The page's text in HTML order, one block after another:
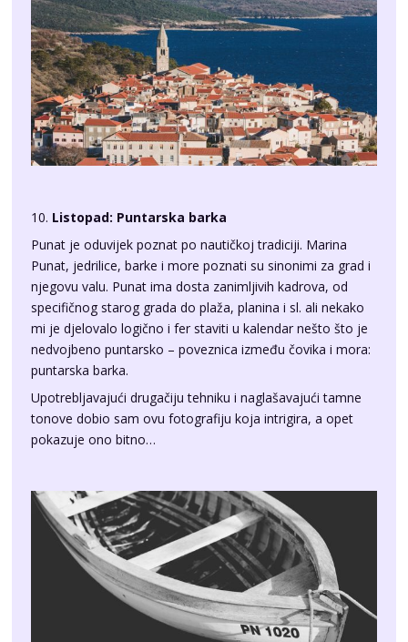
10.Listopad: Puntarska barka
Punat, jedrilice, barke i more poznati su sinonimi za grad i
njegovu valu. Punat ima dosta zanimljivih kadrova, od
specifičnog starog grada do plaža, planina i sl. ali nekako
mi je djelovalo logično i fer staviti u kalendar nešto što je
nedvojbeno puntarsko – poveznica između čovika i mora:
puntarska barka.
Upotrebljavajući drugačiju tehniku i naglašavajući tamne
tonove dobio sam ovu fotografiju koja intrigira, a opet
pokazuje ono bitno…